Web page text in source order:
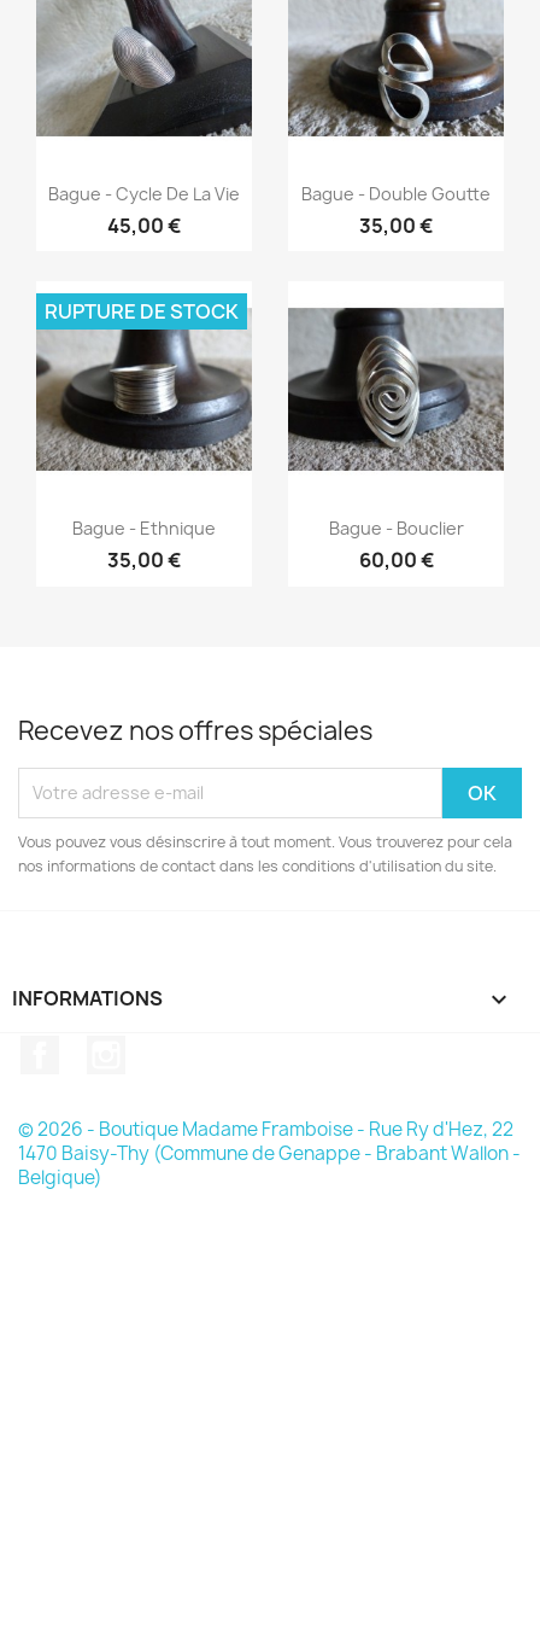
Aperçu rapide
Bague - Cycle De La Vie
45,00 €
Aperçu rapide
Bague - Double Goutte
35,00 €
Aperçu rapide
Bague - Ethnique
35,00 €
RUPTURE DE STOCK
Aperçu rapide
Bague - Bouclier
60,00 €
Recevez nos offres spéciales
Vous pouvez vous désinscrire à tout moment. Vous trouverez pour cela
nos informations de contact dans les conditions d'utilisation du site.
INFORMATIONS 
© 2026 - Boutique Madame Framboise - Rue Ry d'Hez, 22
1470 Baisy-Thy (Commune de Genappe - Brabant Wallon -
Belgique)